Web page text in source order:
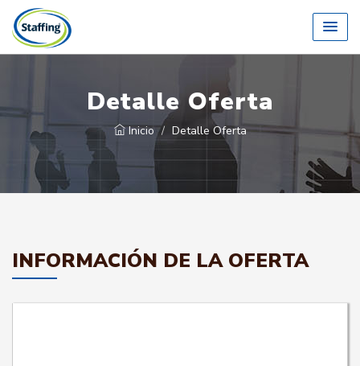
Detalle Oferta
Inicio Detalle Oferta
INFORMACIÓN DE LA OFERTA